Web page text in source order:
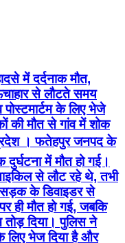
में दर्दनाक मौत,
से लौटते समय
पोस्टमार्टम के लिए भेजे
की मौत से गांव में शोक
। फतेहपुर जनपद के
में मौत हो गई।
से लौट रहे थे, तभी
सड़क के डिवाइडर से
ही मौत हो गई, जबकि
दिया। पुलिस ने
लिए भेज दिया है और